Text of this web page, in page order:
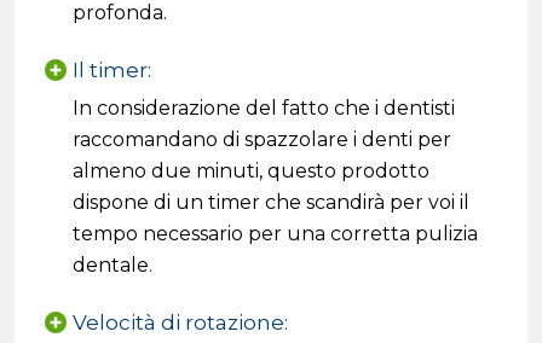
profonda.
Il timer:
In considerazione del fatto che i dentisti
raccomandano di spazzolare i denti per
almeno due minuti, questo prodotto
dispone di un timer che scandirà per voi il
tempo necessario per una corretta pulizia
dentale.
Velocità di rotazione: